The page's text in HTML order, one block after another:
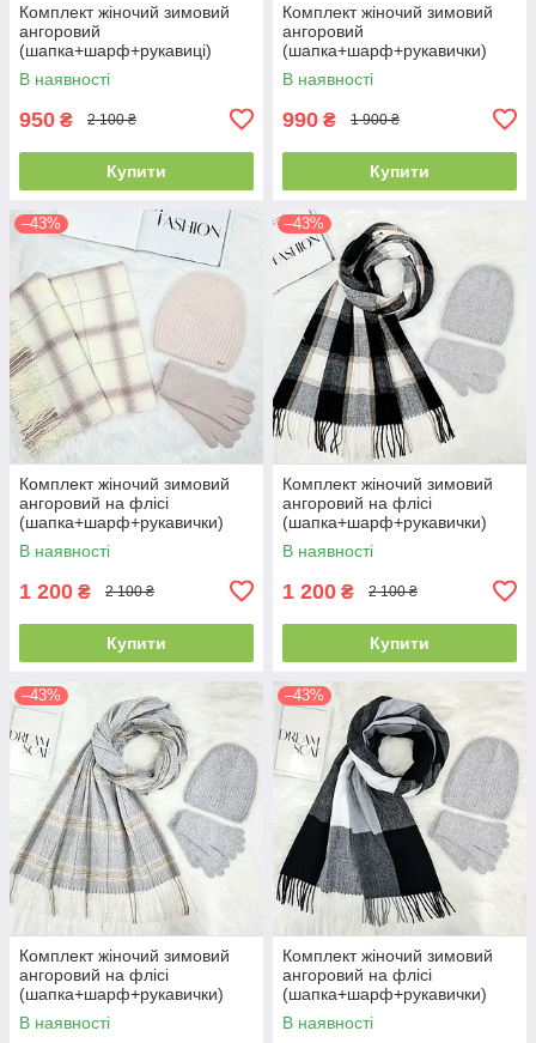
Комплект жіночий зимовий
ангоровий
(шапка+шарф+рукавиці)
ODYSSEY 57-59 см чорний
3701 - 8064 - 4135
В наявності
950 ₴ 2 100 ₴
Купити
Комплект жіночий зимовий
ангоровий
(шапка+шарф+рукавички)
ODYSSEY 57-59 см чорний
3701 - 8064 - 4185
В наявності
990 ₴ 1 900 ₴
Купити
–43%
Комплект жіночий зимовий
ангоровий на флісі
(шапка+шарф+рукавички)
ODYSSEY 55-58 см
різнокольоровий 12824 -
В наявності
1 200 ₴ 2 100 ₴
Купити
–43%
Комплект жіночий зимовий
ангоровий на флісі
(шапка+шарф+рукавички)
ODYSSEY 55-58 см сірий
12822 - 8064 - 4210
В наявності
1 200 ₴ 2 100 ₴
Купити
–43%
Комплект жіночий зимовий
ангоровий на флісі
(шапка+шарф+рукавички)
ODYSSEY 55-58 см сірий
12822 - 8091 - 4210
В наявності
–43%
Комплект жіночий зимовий
ангоровий на флісі
(шапка+шарф+рукавички)
ODYSSEY 55-58 см сірий
12822 - 1125 - 4210
В наявності